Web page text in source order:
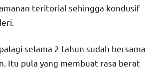
teritorial sehingga kondusif
selama 2 tahun sudah bersama
Itu pula yang membuat rasa berat